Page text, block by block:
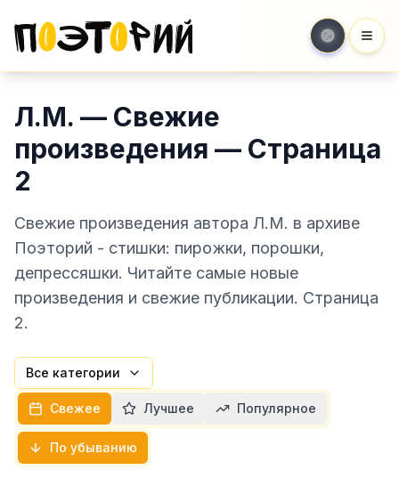
Л.М. — Свежие
произведения — Страница
2
Свежие произведения автора Л.М. в архиве
Поэторий - стишки: пирожки, порошки,
депрессяшки. Читайте самые новые
произведения и свежие публикации. Страница
2.
Все категории
Свежее Лучшее Популярное
По убыванию